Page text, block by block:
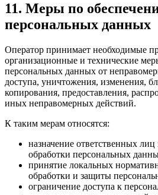
11. Меры по
персональных данных
Оператор принимает необходимые
организационные и технические
персональных данных от
доступа, уничтожения, изменения,
копирования, предоставления,
иных неправомерных действий.
К таким мерам относятся:
назначение ответственных
обработки персональных
принятие локальных
обработки и защиты
ограничение доступа к